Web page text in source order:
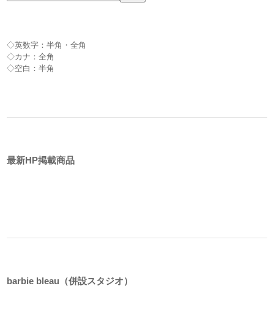
◇英数字：半角・全角
◇カナ：全角
◇空白：半角
最新HP掲載商品
barbie bleau（併設スタジオ）